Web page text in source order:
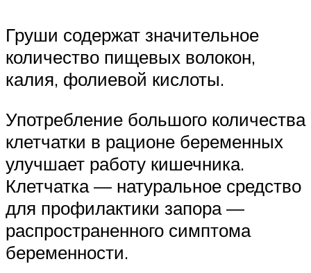
Груши содержат значительное
количество пищевых волокон,
калия, фолиевой кислоты.
Употребление большого количества
клетчатки в рационе беременных
улучшает работу кишечника.
Клетчатка — натуральное средство
для профилактики запора —
распространенного симптома
беременности.